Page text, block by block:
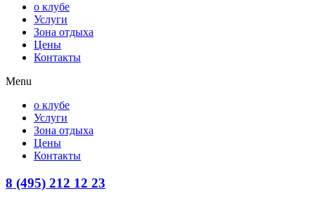
о клубе
Услуги
Зона отдыха
Цены
Контакты
Menu
о клубе
Услуги
Зона отдыха
Цены
Контакты
8 (495) 212 12 23